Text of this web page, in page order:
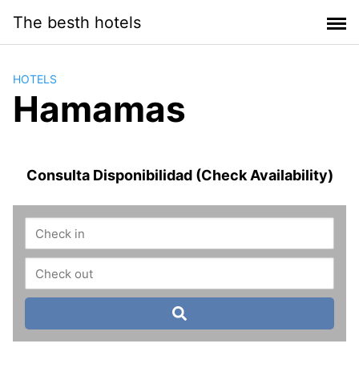
contenido
The besth hotels
HOTELS
Hamamas
Consulta Disponibilidad (Check Availability)